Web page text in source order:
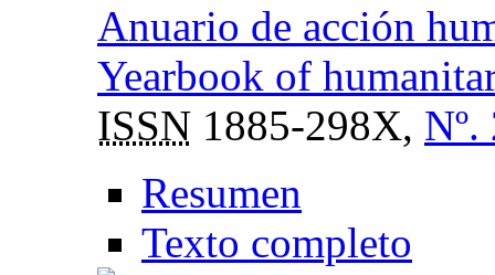
Anuario de acción
Yearbook of
ISSN 1885-298X, Nº.
Resumen
Texto completo